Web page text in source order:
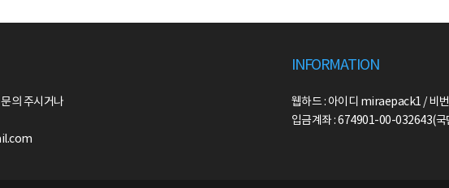
의 주시거나
INFORMATION
웹하드 : 아이디 miraepack1 / 비
입금계좌 : 674901-00-032643(국